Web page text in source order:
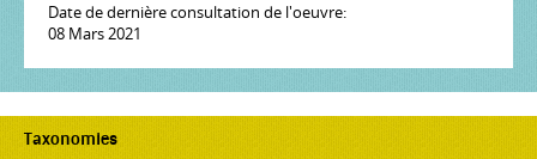
Date de dernière consultation de l'oeuvre:
08 Mars 2021
Taxonomies